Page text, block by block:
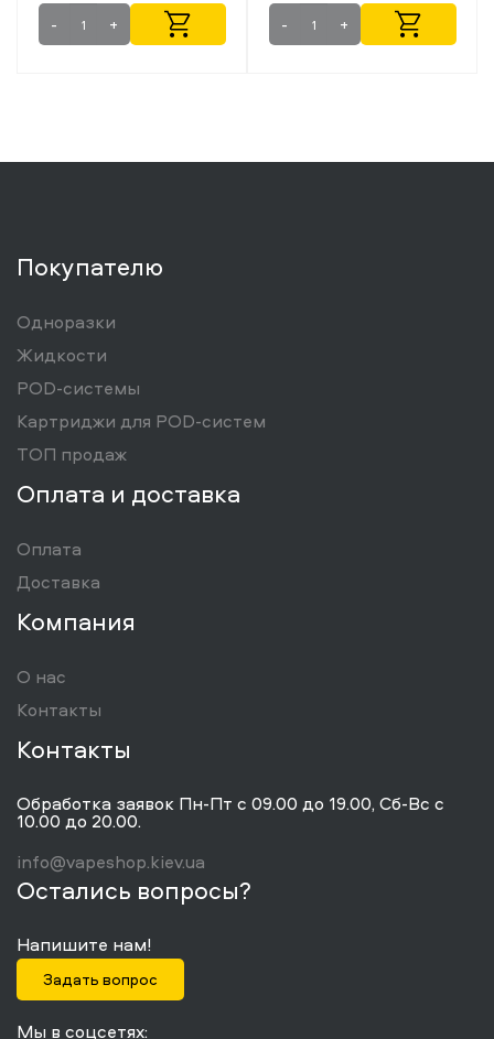
- + - +
Покупателю
Одноразки
Жидкости
POD-системы
Картриджи для POD-систем
ТОП продаж
Оплата и доставка
Оплата
Доставка
Компания
О нас
Контакты
Контакты
Обработка заявок Пн-Пт с 09.00 до 19.00, Сб-Вс с
10.00 до 20.00.
info@vapeshop.kiev.ua
Остались вопросы?
Напишите нам!
Задать вопрос
Мы в соцсетях: